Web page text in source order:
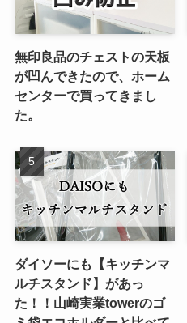
無印良品のチェストの天板
が凹んできたので、ホーム
センターで買ってきまし
た。
ダイソーにも【キッチンマ
ルチスタンド】があっ
た！！山崎実業towerのゴ